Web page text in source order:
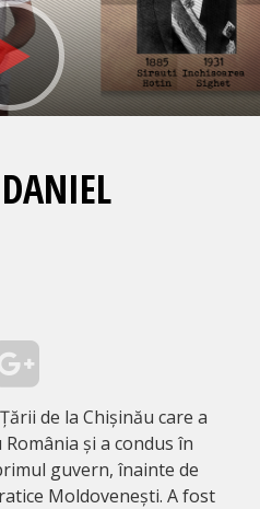
de la Chișinău care a
și a condus în
guvern, înainte de
Moldovenești. A fost